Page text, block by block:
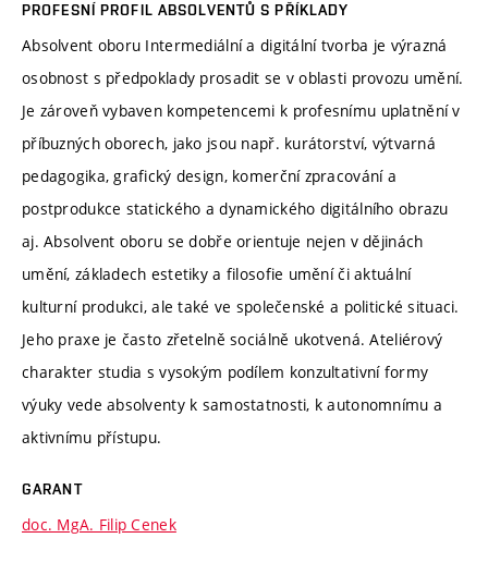
PROFESNÍ PROFIL ABSOLVENTŮ S PŘÍKLADY
Absolvent oboru Intermediální a digitální tvorba je výrazná
osobnost s předpoklady prosadit se v oblasti provozu umění.
Je zároveň vybaven kompetencemi k profesnímu uplatnění v
příbuzných oborech, jako jsou např. kurátorství, výtvarná
pedagogika, grafický design, komerční zpracování a
postprodukce statického a dynamického digitálního obrazu
aj. Absolvent oboru se dobře orientuje nejen v dějinách
umění, základech estetiky a filosofie umění či aktuální
kulturní produkci, ale také ve společenské a politické situaci.
Jeho praxe je často zřetelně sociálně ukotvená. Ateliérový
charakter studia s vysokým podílem konzultativní formy
výuky vede absolventy k samostatnosti, k autonomnímu a
aktivnímu přístupu.
GARANT
doc. MgA. Filip Cenek